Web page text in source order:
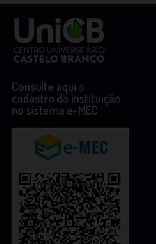
Consulte aqui o
cadastro da instituição
no sistema e-MEC